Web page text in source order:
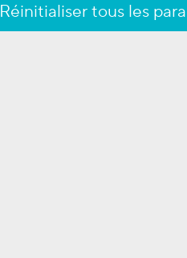
Réinitialiser tous les